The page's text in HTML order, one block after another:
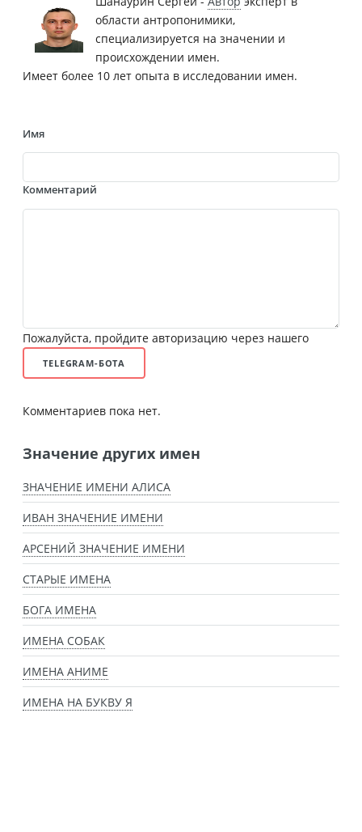
области антропонимики,
специализируется на значении и
происхождении имен.
Имеет более 10 лет опыта в исследовании имен.
Имя
Комментарий
Пожалуйста, пройдите авторизацию через нашего
TELEGRAM-БОТА
Комментариев пока нет.
Значение других имен
ЗНАЧЕНИЕ ИМЕНИ АЛИСА
ИВАН ЗНАЧЕНИЕ ИМЕНИ
АРСЕНИЙ ЗНАЧЕНИЕ ИМЕНИ
СТАРЫЕ ИМЕНА
БОГА ИМЕНА
ИМЕНА СОБАК
ИМЕНА АНИМЕ
ИМЕНА НА БУКВУ Я